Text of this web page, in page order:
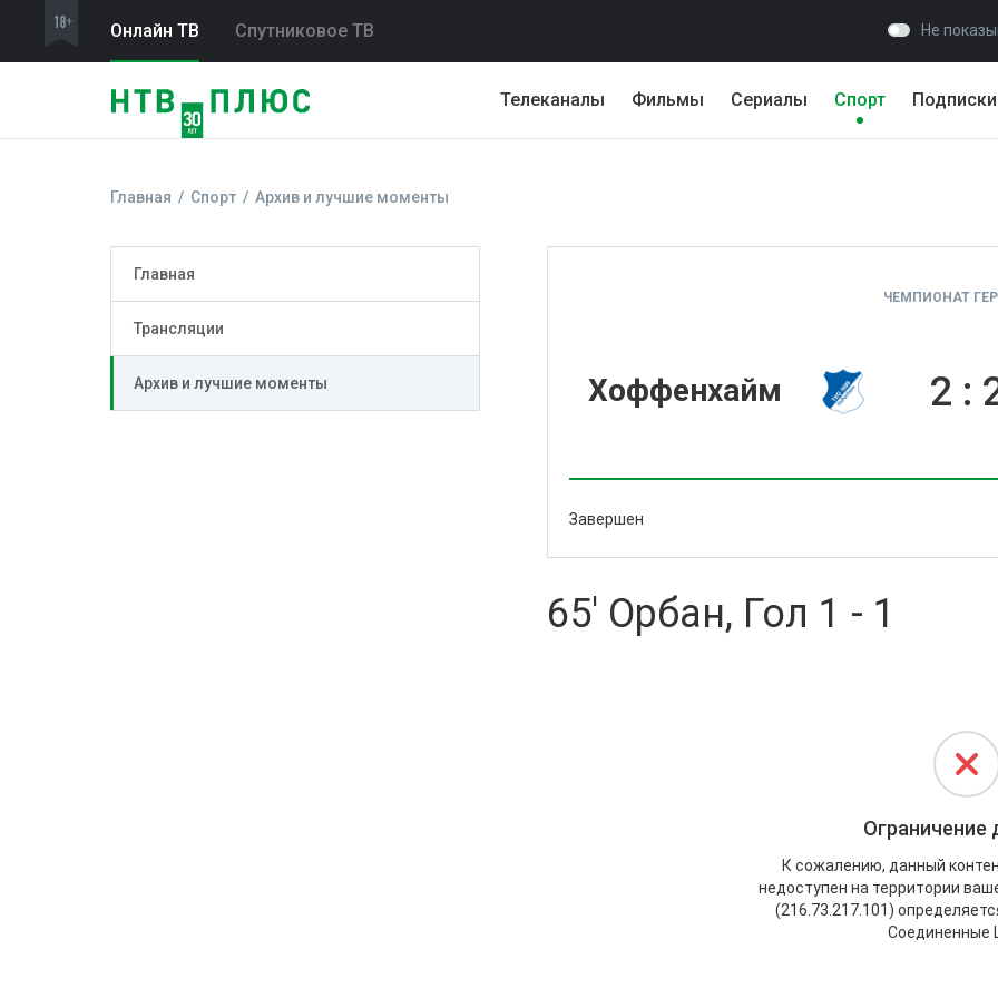
Онлайн ТВ Спутниковое ТВ Не
Телеканалы Фильмы Сериалы Спорт Подписки
Главная Спорт Архив и лучшие моменты
Главная
Трансляции
Архив и лучшие моменты
ЧЕМПИОНАТ
Хоффенхайм 2 :
Завершен
65' Орбан, Гол 1 - 1